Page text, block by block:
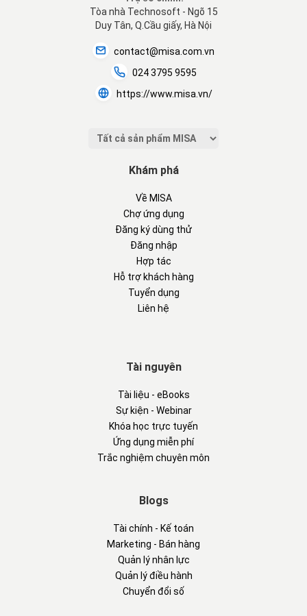
Tòa nhà Technosoft - Ngõ 15
Duy Tân, Q.Cầu giấy, Hà Nội
contact@misa.com.vn
024 3795 9595
https://www.misa.vn/
Khám phá
Về MISA
Chợ ứng dụng
Đăng ký dùng thử
Đăng nhập
Hợp tác
Hỗ trợ khách hàng
Tuyển dụng
Liên hệ
Tài nguyên
Tài liệu - eBooks
Sự kiện - Webinar
Khóa học trực tuyến
Ứng dụng miễn phí
Trắc nghiệm chuyên môn
Blogs
Tài chính - Kế toán
Marketing - Bán hàng
Quản lý nhân lực
Quản lý điều hành
Chuyển đổi số